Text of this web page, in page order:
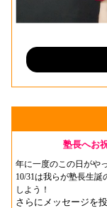
塾長へお
年に一度のこの日がや
10/31は我らが塾長生
しよう！
さらにメッセージを